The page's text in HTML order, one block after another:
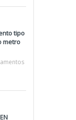
tipo
metro